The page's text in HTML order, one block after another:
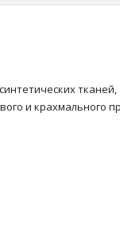
тканей,
и крахмального